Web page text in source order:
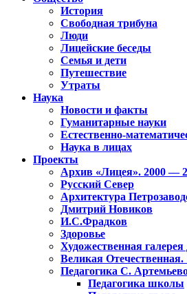
История
Свободная трибуна
Люди
Лицейские беседы
Семья и дети
Путешествие
Утраты
Наука
Новости и факты
Гуманитарные науки
Естественно-
Наука в лицах
Проекты
Архив «Лицея». 2000 —
Русский Север
Архитектура
Дмитрий Новиков
И.С.Фрадков
Здоровье
Художественная
Великая
Педагогика С.
Педагогика школы